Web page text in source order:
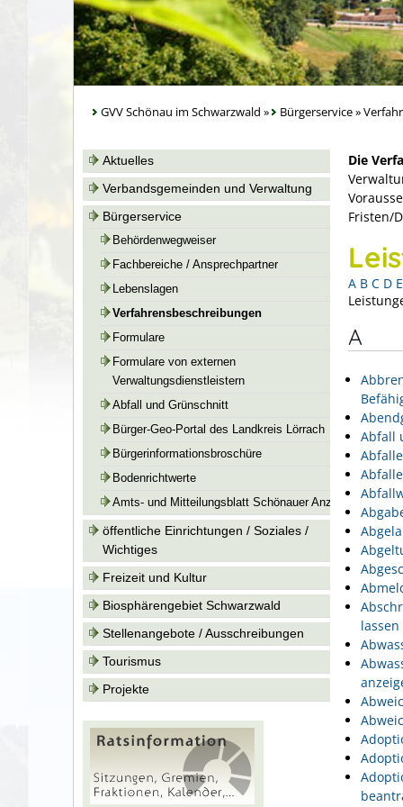
GVV Schönau im Schwarzwald » Bürgerservice»
Aktuelles
Verbandsgemeinden und Verwaltung
Bürgerservice
Behördenwegweiser
Fachbereiche / Ansprechpartner
Lebenslagen
Verfahrensbeschreibungen
Formulare
Formulare von externen
Verwaltungsdienstleistern
Abfall und Grünschnitt
Bürger-Geo-Portal des Landkreis Lörrach
Bürgerinformationsbroschüre
Bodenrichtwerte
Amts- und Mitteilungsblatt Schönauer Anzeiger
öffentliche Einrichtungen / Soziales /
Wichtiges
Freizeit und Kultur
Biosphärengebiet Schwarzwald
Stellenangebote / Ausschreibungen
Tourismus
Projekte
Die
Fristen/
A B C D E
A
Abfall
lassen